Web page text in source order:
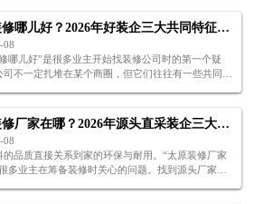
太原装修哪儿好？2026年好装企三大共同特征解析
08
哪儿好”是很多业主开始找装修公司时的第一个疑
司不一定扎堆在某个商圈，但它们往往有一些共同的
太原装修厂家在哪？2026年源头直采装企三大位置解析
08
的品质直接关系到家的环保与耐用。“太原装修厂家
多业主在筹备装修时关心的问题。找到源头厂家，